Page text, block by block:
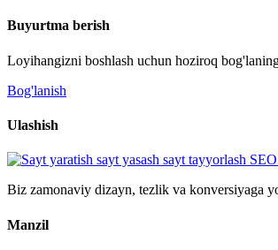
Buyurtma berish
Loyihangizni boshlash uchun hoziroq
Bog'lanish
Ulashish
Biz zamonaviy dizayn, tezlik va konversiyaga
Manzil